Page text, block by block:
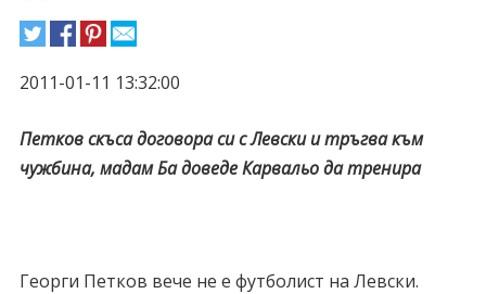
2011-01-11 13:32:00
Петков скъса договора си с Левски и тръгва към
чужбина, мадам Ба доведе Карвальо да тренира
Георги Петков вече не е футболист на Левски.